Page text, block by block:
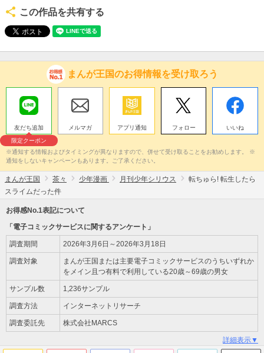
この作品を共有する
まんが王国のお得情報を受け取ろう
友だち追加
限定クーポン
メルマガ アプリ通知 フォロー いいね
※通知する情報およびタイミングが異なりますので、併せて受け取ることをお勧めします。 ※
通知をしないキャンペーンもあります。ご了承ください。
まんが王国 茶々 少年漫画 月刊少年シリウス
転ちゅら! 転生したら
スライムだった件
お得感No.1表記について
「電子コミックサービスに関するアンケート」
調査期間 2026年3月6日～2026年3月18日
調査対象
まんが王国または主要電子コミックサービスのうちいずれか
をメイン且つ有料で利用している20歳～69歳の男女
サンプル数 1,236サンプル
調査方法 インターネットリサーチ
調査委託先 株式会社MARCS
詳細表示▼